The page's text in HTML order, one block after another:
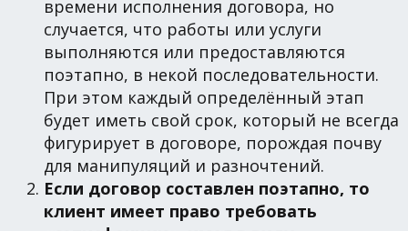
времени исполнения договора, но
случается, что работы или услуги
выполняются или предоставляются
поэтапно, в некой последовательности.
При этом каждый определённый этап
будет иметь свой срок, который не всегда
фигурирует в договоре, порождая почву
для манипуляций и разночтений.
Если договор составлен поэтапно, то
клиент имеет право требовать